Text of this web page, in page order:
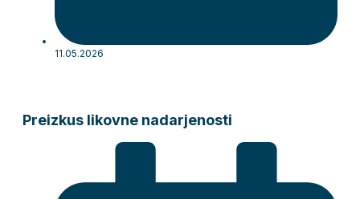
11.05.2026
Preizkus likovne nadarjenosti